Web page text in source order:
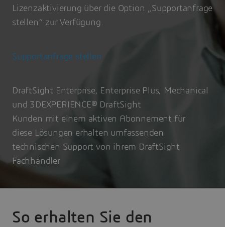
Lizenzaktivierung über die Option „Supportanfrage
stellen“ zur Verfügung.
Supportanfrage stellen
DraftSight Enterprise, Enterprise Plus, Mechanical
und 3DEXPERIENCE® DraftSight
Kunden mit einem aktiven Abonnement für
diese Lösungen erhalten umfassenden
technischen Support von ihrem DraftSight
Fachhändler
So erhalten Sie den